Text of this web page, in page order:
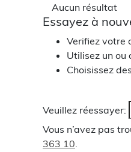
Aucun résultat
Essayez à
Verifiez votre
Utilisez un ou
Choisissez
Veuillez réessayer:
Vous n’avez pas
363 10